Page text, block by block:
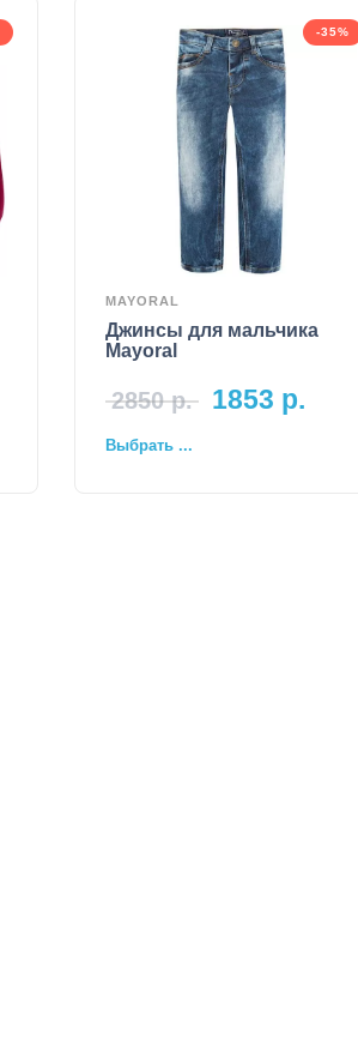
-35%
MAYORAL
Джинсы для мальчика
Mayoral
2850р. 1853 р.
Выбрать ...